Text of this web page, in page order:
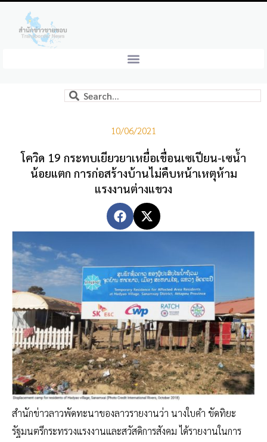
10/06/2021
โควิด 19 กระทบเยียวยาเหยื่อเขื่อนเซเปียน-เซน้ำ
น้อยแตก การก่อสร้างบ้านไม่คืบหน้าเหตุห้าม
แรงงานต่างแขวง
สำนักข่าวลาวพัดทะนาของลาวรายงานว่า นางใบคำ ขัดทิยะ
รัฐมนตรีกระทรวงแรงงานและสวัสดิการสังคม ได้รายงานในการ